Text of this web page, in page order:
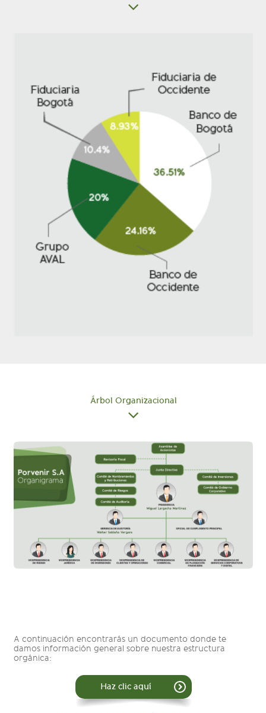
Árbol Organizacional
A continuación encontrarás un documento donde te
damos información general sobre nuestra estructura
orgánica:
Haz clic aquí